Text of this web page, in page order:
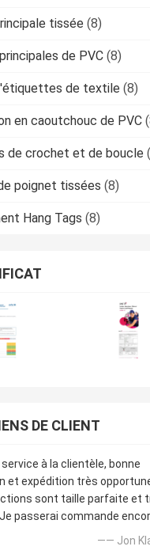
tissée (8)
de PVC (8)
de textile (8)
en caoutchouc de PVC
de crochet et de boucle
poignet tissées (8)
Hang Tags (8)
DE CLIENT
à la clientèle, bonne
et expédition très
sont taille parfaite et
passerai commande
—— Jon